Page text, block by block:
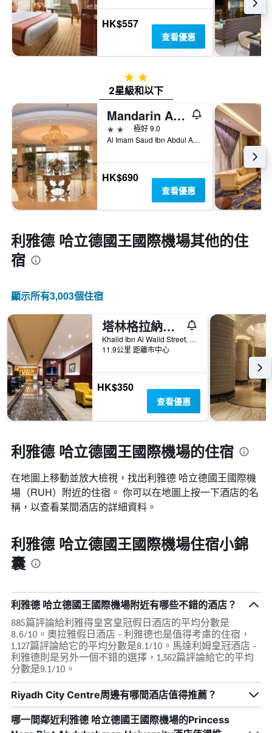
HK$557
查看優惠
2星級
2星級和以下
Mandarin Al Shamal Hotel Apartments
2星級
極好 9.0
Al Imam Saud Ibn Abdul Aziz Road, Al Mursalat District, 利雅德, 沙烏地阿拉伯
HK$690
查看優惠
利雅德 哈立德國王國際機場​其他的住
宿
顯示所有3,003​個住宿
塔林格拉納達飯店式公寓
Khalid Ibn Al Walid Street, 利雅德, 沙烏地阿拉伯
11.9公里 距離市中心
HK$350
查看優惠
利雅德 哈立德國王國際機場的住宿
在地圖上移動並放大檢視，找出利雅德 哈立德國王國際機
場​（RUH​）附近的住宿。 你可以在地圖上按一下酒店的名
稱，以查看某間酒店的詳細資料。
利雅德 哈立德國王國際機場住宿小錦
囊
利雅德 哈立德國王國際機場附近有哪些不錯的酒店？
885篇評論給利雅得皇宮皇冠假日酒店的平均分數是
8.6/10。奧拉雅假日酒店 - 利雅德也是值得考慮的住宿，
1,127篇評論給它的平均分數是8.1/10。馬達利姆皇冠酒店 -
利雅德則是另外一個不錯的選擇，1,362篇評論給它的平均
分數是9.1/10。
Riyadh City Centre周邊有哪間酒店值得推薦？
哪一間鄰近利雅德 哈立德國王國際機場的Princess